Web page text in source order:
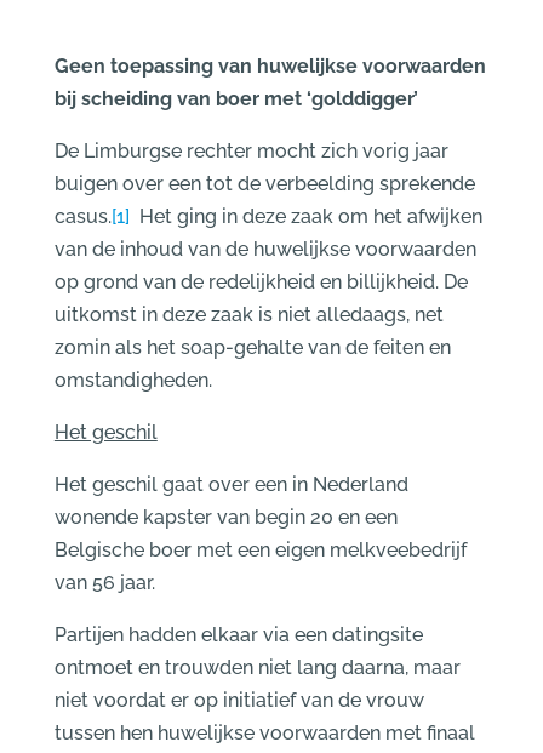
Geen toepassing van huwelijkse voorwaarden
bij scheiding van boer met ‘golddigger’
De Limburgse rechter mocht zich vorig jaar
buigen over een tot de verbeelding sprekende
casus.[1] Het ging in deze zaak om het afwijken
van de inhoud van de huwelijkse voorwaarden
op grond van de redelijkheid en billijkheid. De
uitkomst in deze zaak is niet alledaags, net
zomin als het soap-gehalte van de feiten en
omstandigheden.
Het geschil
Het geschil gaat over een in Nederland
wonende kapster van begin 20 en een
Belgische boer met een eigen melkveebedrijf
van 56 jaar.
Partijen hadden elkaar via een datingsite
ontmoet en trouwden niet lang daarna, maar
niet voordat er op initiatief van de vrouw
tussen hen huwelijkse voorwaarden met finaal